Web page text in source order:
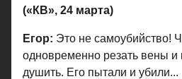
(«КВ», 24 марта)
Егор: Это не самоубийство!
одновременно резать вены и
душить. Его пытали и убили...